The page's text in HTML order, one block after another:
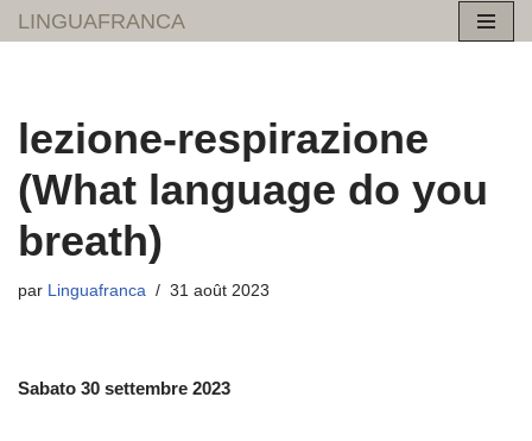
contenu
LINGUAFRANCA
lezione-respirazione
(What language do you
breath)
par Linguafranca 31 août 2023
Sabato 30 settembre 2023